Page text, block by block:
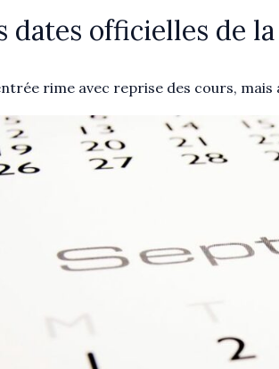
dates officielles de
rime avec reprise des cours, mais